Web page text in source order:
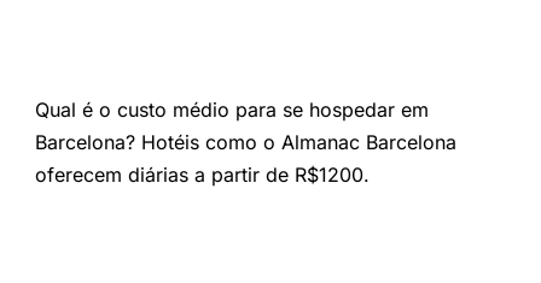
Qual é o custo médio para se hospedar em
Barcelona? Hotéis como o Almanac Barcelona
oferecem diárias a partir de R$1200.